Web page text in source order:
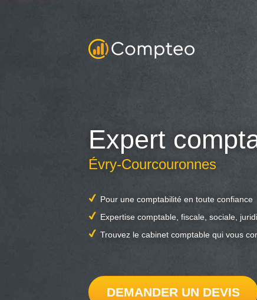
Expert
Évry-Courcouronnes
Pour une comptabilité en toute confiance
Expertise comptable, fiscale, sociale,
Trouvez le cabinet comptable qui vous
DEMANDER UN DEVIS